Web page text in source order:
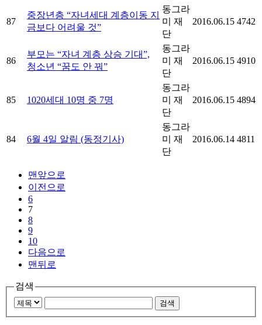
87
중장년층 “자녀세대 계층이동 지
금보다 어려울 것”
동그라
미 재
단
2016.06.15 4742
86
부모는 “자녀 계층 상승 기대”,
청소년 “꿈도 안 꿔”
동그라
미 재
단
2016.06.15 4910
85 1020세대 10명 중 7명
동그라
미 재
단
2016.06.15 4894
84 6월 4일 알림 (동정기사)
동그라
미 재
단
2016.06.14 4811
맨앞으로
이전으로
6
7
8
9
10
다음으로
맨뒤로
검색